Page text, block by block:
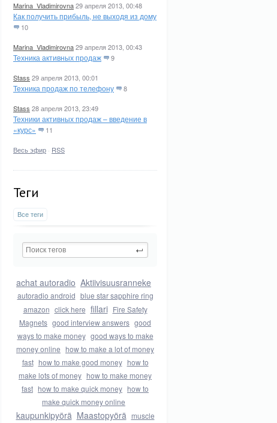
Marina_Vladimirovna29 апреля 2013, 00:48
Как получить прибыль, не выходя из дому
10
Marina_Vladimirovna29 апреля 2013, 00:43
Техника активных продаж 9
Stass 29 апреля 2013, 00:01
Техника продаж по телефону 8
Stass 28 апреля 2013, 23:49
Техники активных продаж – введение в
«курс»
11
Весь эфир · RSS
Теги
Все теги
achat autoradio Aktiivisuusranneke
autoradio android blue star sapphire ring
amazon click here fillari Fire Safety
Magnets good interview answers good
ways to make money good ways to make
money online how to make a lot of money
fast how to make good money how to
make lots of money how to make money
fast how to make quick money how to
make quick money online
kaupunkipyörä Maastopyörä muscle